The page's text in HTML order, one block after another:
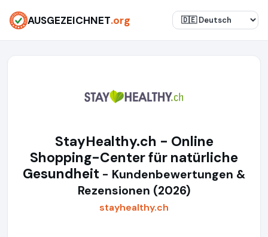
AUSGEZEICHNET.org
StayHealthy.ch - Online
Shopping-Center für natürliche
Gesundheit - Kundenbewertungen &
Rezensionen (2026)
stayhealthy.ch